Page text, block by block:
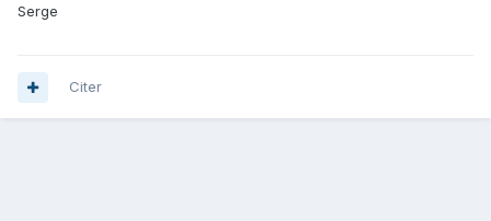
Serge
Citer